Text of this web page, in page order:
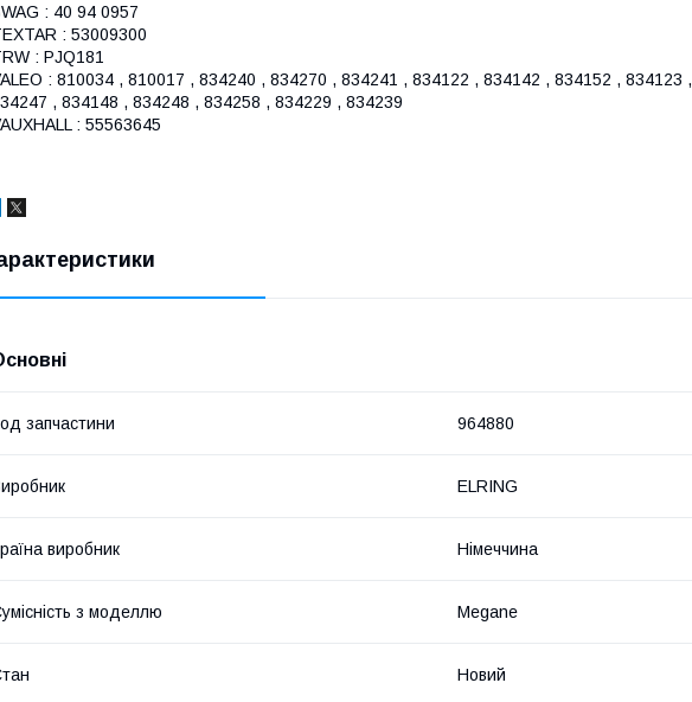
: 40 94 0957
: 53009300
: PJQ181
: 810034 , 810017 , 834240 , 834270 , 834241 , 834122 , 834142 , 834152 , 834123
, 834148 , 834248 , 834258 , 834229 , 834239
: 55563645
запчастини 964880
ELRING
виробник Німеччина
з моделлю Megane
Новий